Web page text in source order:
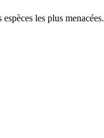
les plus menacées.